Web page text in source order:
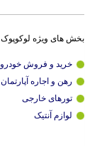
بخش های ویژه
خرید و فروش خودرو
رهن و اجاره آپارتمان
تورهای خارجی
لوازم آنتیک